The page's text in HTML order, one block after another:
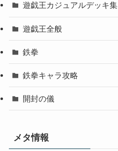
遊戯王カジュアルデッキ集
遊戯王全般
鉄拳
鉄拳キャラ攻略
開封の儀
メタ情報